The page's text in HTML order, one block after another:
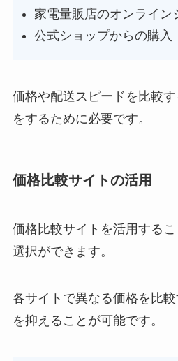
家電量販店のオンライン
公式ショップからの購入
価格や配送スピードを比較
をするために必要です。
価格比較サイトの活用
価格比較サイトを活用する
選択ができます。
各サイトで異なる価格を比
を抑えることが可能です。